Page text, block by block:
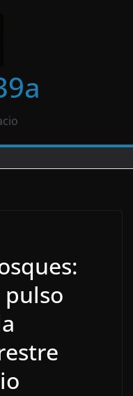
pulso